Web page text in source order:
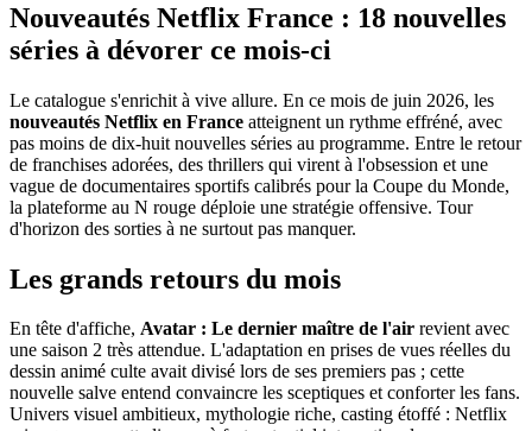
Nouveautés Netflix France : 18 nouvelles
séries à dévorer ce mois-ci
Le catalogue s'enrichit à vive allure. En ce mois de juin 2026, les
nouveautés Netflix en France atteignent un rythme effréné, avec
pas moins de dix-huit nouvelles séries au programme. Entre le retour
de franchises adorées, des thrillers qui virent à l'obsession et une
vague de documentaires sportifs calibrés pour la Coupe du Monde,
la plateforme au N rouge déploie une stratégie offensive. Tour
d'horizon des sorties à ne surtout pas manquer.
Les grands retours du mois
En tête d'affiche, Avatar : Le dernier maître de l'air revient avec
une saison 2 très attendue. L'adaptation en prises de vues réelles du
dessin animé culte avait divisé lors de ses premiers pas ; cette
nouvelle salve entend convaincre les sceptiques et conforter les fans.
Univers visuel ambitieux, mythologie riche, casting étoffé : Netflix